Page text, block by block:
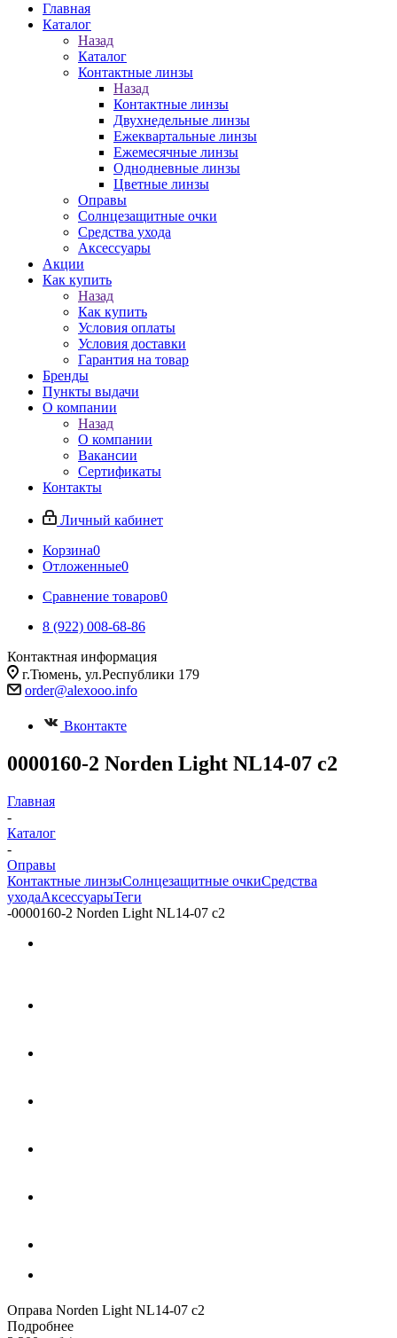
Главная
Каталог
Назад
Каталог
Контактные линзы
Назад
Контактные линзы
Двухнедельные линзы
Ежеквартальные линзы
Ежемесячные линзы
Однодневные линзы
Цветные линзы
Оправы
Солнцезащитные очки
Средства ухода
Аксессуары
Акции
Как купить
Назад
Как купить
Условия оплаты
Условия доставки
Гарантия на товар
Бренды
Пункты выдачи
О компании
Назад
О компании
Вакансии
Сертификаты
Контакты
Личный кабинет
Корзина0
Отложенные0
Сравнение товаров0
8 (922) 008-68-86
Контактная информация
г.Тюмень, ул.Республики 179
order@alexooo.info
Вконтакте
0000160-2 Norden Light NL14-07 с2
Главная
-
Каталог
-
Оправы
Контактные линзыСолнцезащитные очкиСредства
уходаАксессуарыТеги
-0000160-2 Norden Light NL14-07 с2
Оправа Norden Light NL14-07 с2
Подробнее